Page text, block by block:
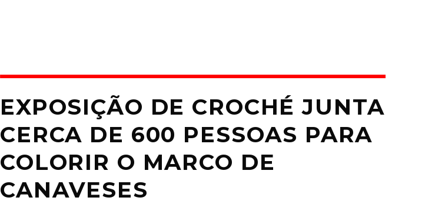
EXPOSIÇÃO DE CROCHÉ JUNTA
CERCA DE 600 PESSOAS PARA
COLORIR O MARCO DE
CANAVESES